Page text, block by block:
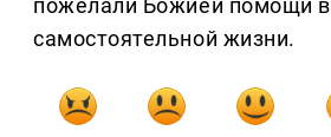
самостоятельной жизни.